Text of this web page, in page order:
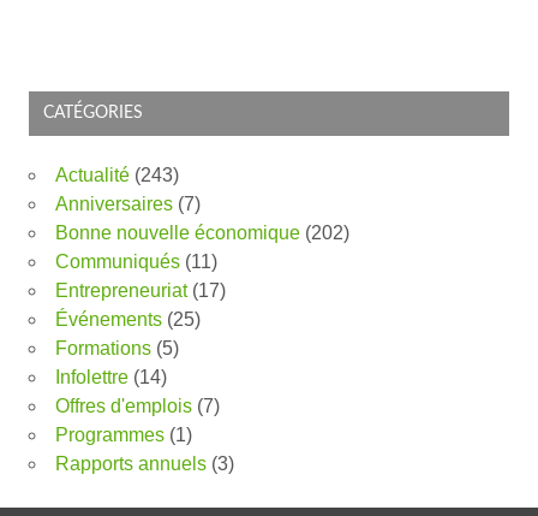
CATÉGORIES
Actualité (243)
Anniversaires (7)
Bonne nouvelle économique (202)
Communiqués (11)
Entrepreneuriat(17)
Événements (25)
Formations (5)
Infolettre (14)
Offres d'emplois (7)
Programmes (1)
Rapports annuels (3)